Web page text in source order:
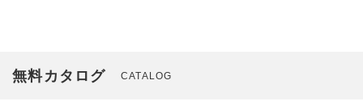
無料カタログ CATALOG